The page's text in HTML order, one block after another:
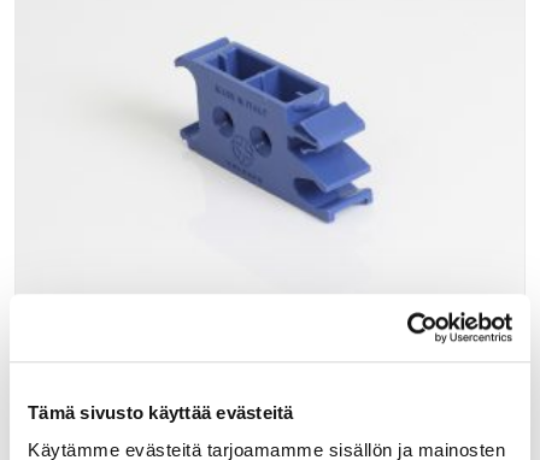
Tämä sivusto käyttää evästeitä
Käytämme evästeitä tarjoamamme sisällön ja mainosten
027040
GOLA-CNF KIINNITIN SININEN MUOVI 81.G38.A13